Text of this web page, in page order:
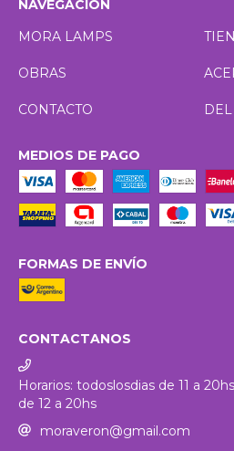
NAVEGACIÓN
MORA LAMPS
OBRAS
CONTACTO
MEDIOS DE PAGO
FORMAS DE ENVÍO
CONTACTANOS
Horarios: todoslosdias de 11 a
de 12 a 20hs
moraveron@gmail.com